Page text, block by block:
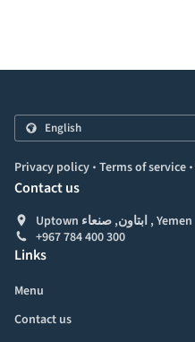
Privacy policy . Terms of service .
Contact us
Uptown ابتاون, صنعاء , Yemen
+967 784 400 300
Links
Menu
Contact us